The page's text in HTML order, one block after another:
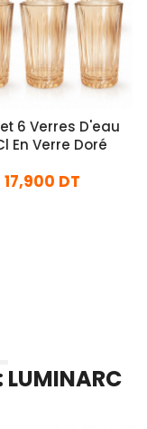
6 Verres D'eau
En Verre Doré
17,900 DT
LUMINARC